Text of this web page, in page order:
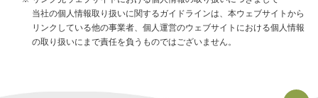
当社の個人情報取り扱いに関するガイドラインは、本ウェブサイトから
リンクしている他の事業者、個人運営のウェブサイトにおける個人情報
の取り扱いにまで責任を負うものではございません。